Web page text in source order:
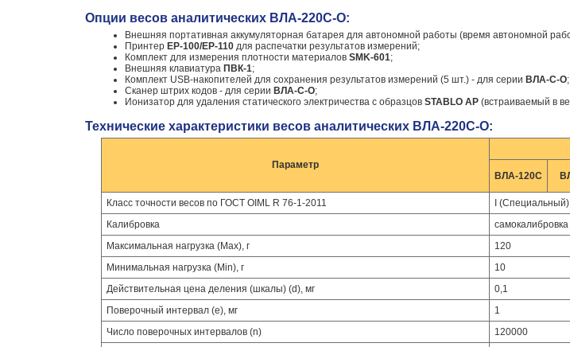
Опции весов аналитических ВЛА-220С-О:
Внешняя портативная аккумуляторная батарея для автономной работы (время автономной
Принтер ЕР-100/ЕР-110 для распечатки результатов измерений;
Комплект для измерения плотности материалов SMK-601;
Внешняя клавиатура ПВК-1;
Комплект USB-накопителей для сохранения результатов измерений (5 шт.) - для серии ВЛА-С-О;
Сканер штрих кодов - для серии ВЛА-С-О;
Ионизатор для удаления статического электричества с образцов STABLO AP (встраиваемый в
Технические характеристики весов аналитических ВЛА-220С-О:
Параметр
ВЛА-120C
Класс точности весов по ГОСТ OIML R 76-1-2011
I (Специальный)
Калибровка
самокалибровка
Максимальная нагрузка (Мах), г
120
Минимальная нагрузка (Мin), г
10
Действительная цена деления (шкалы) (d), мг
0,1
Поверочный интервал (е), мг
1
Число поверочных интервалов (n)
120000